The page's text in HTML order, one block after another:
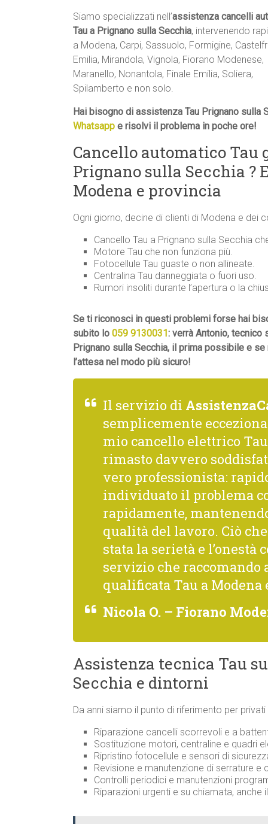
Siamo specializzati nell’assistenza cancelli
Tau a Prignano sulla Secchia, intervenendo
a Modena, Carpi, Sassuolo, Formigine,
Emilia, Mirandola, Vignola, Fiorano Modenese,
Maranello, Nonantola, Finale Emilia, Soliera,
Spilamberto e non solo.
Hai bisogno di assistenza Tau Prignano sulla
Whatsapp e risolvi il problema in poche ore!
Cancello automatico Tau
Prignano sulla Secchia ?
Modena e provincia
Ogni giorno, decine di clienti di Modena e dei
Cancello Tau a Prignano sulla Secchia
Motore Tau che non funziona più.
Fotocellule Tau guaste o non allineate.
Centralina Tau danneggiata o fuori uso.
Rumori insoliti durante l’apertura o la
Se ti riconosci in questi problemi forse hai
subito lo 059 9130031 : verrà Antonio, tecnico
Prignano sulla Secchia, il prima possibile e
l’attesa nel modo più sicuro!
Il servizio di
semplicemente
mio cancello elettrico
rimasto davvero
vero professionista:
individuato il problema
rapidamente,
qualità del lavoro. Ciò
stata la serietà e
servizio che raccomando
qualificata Tau a Modena
Nicola O. – Fiorano
Assistenza tecnica Tau
Secchia e dintorni
Da anni siamo il punto di riferimento per
Riparazione cancelli scorrevoli e a
Sostituzione motori, centraline e quadri
Ripristino fotocellule e sensori di
Revisione e manutenzione di serrature
Controlli periodici e manutenzioni
Riparazioni urgenti e su chiamata, anche